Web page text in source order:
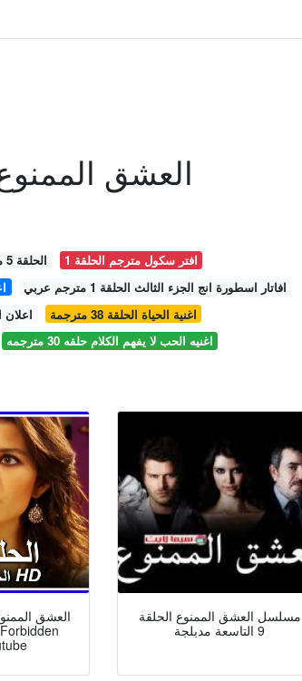
العشق
اعلان tate no yuusha no nariagari الحلقة 5 مترجمة
افتر سكول مترجم الحلقة 1
افاتار اسطورة انج الجزء الثالث الحلقة 1 مترجم عربي
اعلان
اغنية الحياة الحلقة 38 مترجمة
اغنيه الحب لا يفهم الكلام حلقه 30 مترجمه
مسلسل العشق الممنوع الحلقة
9 التاسعة مدبلجة